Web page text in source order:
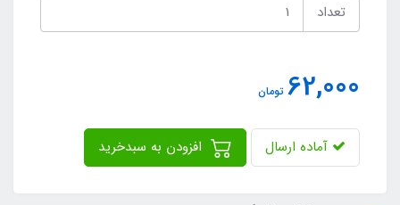
تعداد
62,000 تومان
آماده ارسال